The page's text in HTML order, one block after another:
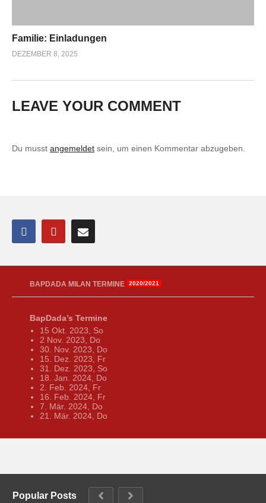
Familie: Einladungen
DEZEMBER 8, 2025
LEAVE YOUR COMMENT
Du musst angemeldet sein, um einen Kommentar abzugeben.
BAPDADA MILAN TERMINE 2020/2021
BapDada’s Termine
15 Okt. 2023, So
2 Nov. 2023, Do
30. Nov. 2023, Do
15. Dez. 2023, Fr
31. Dez. 2023, So
18. Jan. 2024, Do
2. Feb. 2024, Fr
16. Feb. 2024, Fr
7. Mär. 2024, Do
21. Mär. 2024, Do
Popular Posts